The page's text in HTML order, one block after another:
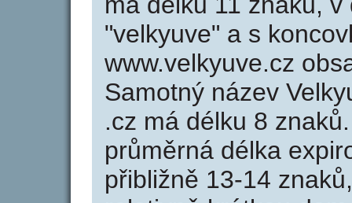
"velkyuve" a s
www.velkyuve.cz
Samotný název
.cz má délku 8
průměrná délka
přibližně 13-14